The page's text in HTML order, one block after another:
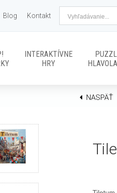
Blog Kontakt
INTERAKTÍVNE
HRY
NASPÄŤ